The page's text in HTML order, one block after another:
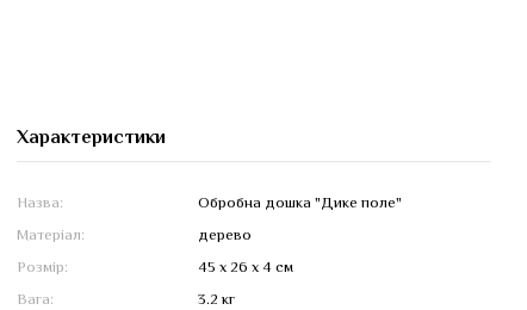
Характеристики
Назва:
Обробна дошка "Дике поле"
Матеріал:
дерево
Розмір:
45 х 26 х 4 см
Вага:
3.2 кг